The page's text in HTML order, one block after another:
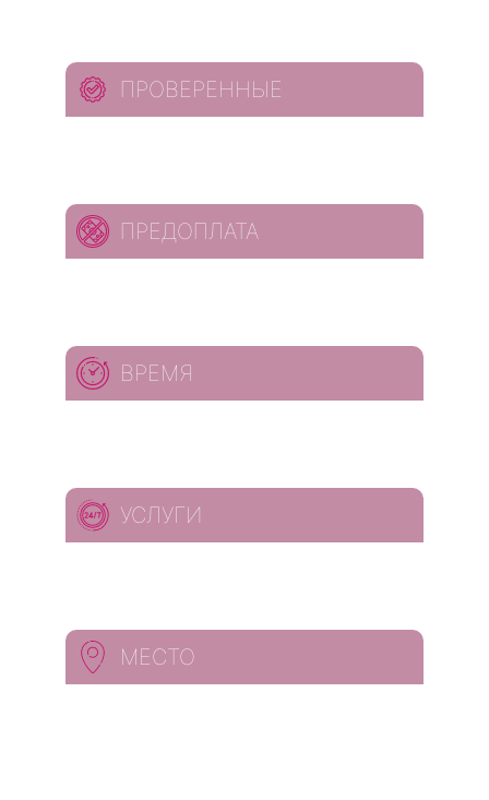
ПРОВЕРЕННЫЕ
ПРЕДОПЛАТА
ВРЕМЯ
УСЛУГИ
МЕСТО